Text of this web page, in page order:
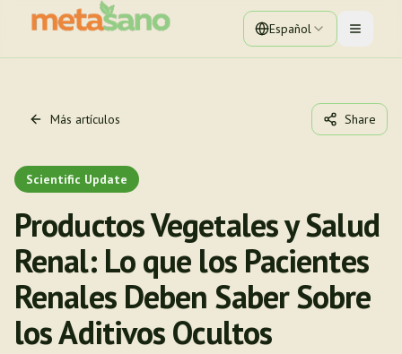
Español Toggle
Más artículos Share
Scientific Update
Productos Vegetales y Salud
Renal: Lo que los Pacientes
Renales Deben Saber Sobre
los Aditivos Ocultos